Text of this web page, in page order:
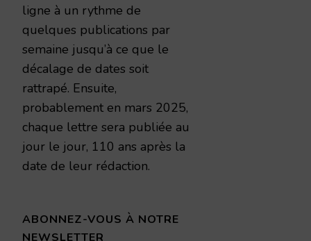
ligne à un rythme de
quelques publications par
semaine jusqu’à ce que le
décalage de dates soit
rattrapé. Ensuite,
probablement en mars 2025,
chaque lettre sera publiée au
jour le jour, 110 ans après la
date de leur rédaction.
ABONNEZ-VOUS À NOTRE
NEWSLETTER